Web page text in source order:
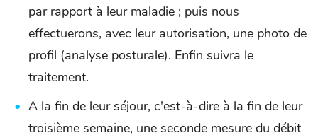
par rapport à leur maladie ; puis nous
effectuerons, avec leur autorisation, une photo de
profil (analyse posturale). Enfin suivra le
traitement.
A la fin de leur séjour, c'est-à-dire à la fin de leur
troisième semaine, une seconde mesure du débit